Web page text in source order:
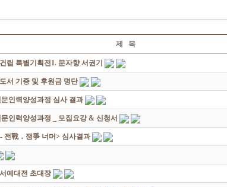
제 목
립 특별기획전1. 문자향 서권기
서 기증 및 후원금 명단
인력양성과정 심사 결과
인력양성과정 _ 모집요강 & 신청서
전戰 ․ 쟁爭 너머> 심사결과
예대전 초대장